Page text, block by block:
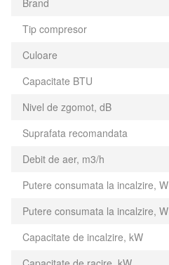
Tip compresor
Culoare
Capacitate BTU
Nivel de zgomot, dB
Suprafata recomandata
Debit de aer, m3/h
Putere consumata la incalzire, W
Putere consumata la incalzire, W
Capacitate de incalzire, kW